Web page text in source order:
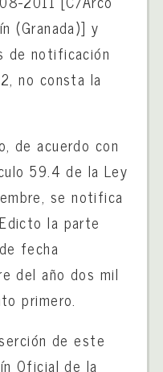
(Granada)] y
de notificación
no consta la
de acuerdo con
59.4 de la Ley
se notifica
la parte
fecha
del año dos mil
primero.
de este
Oficial de la